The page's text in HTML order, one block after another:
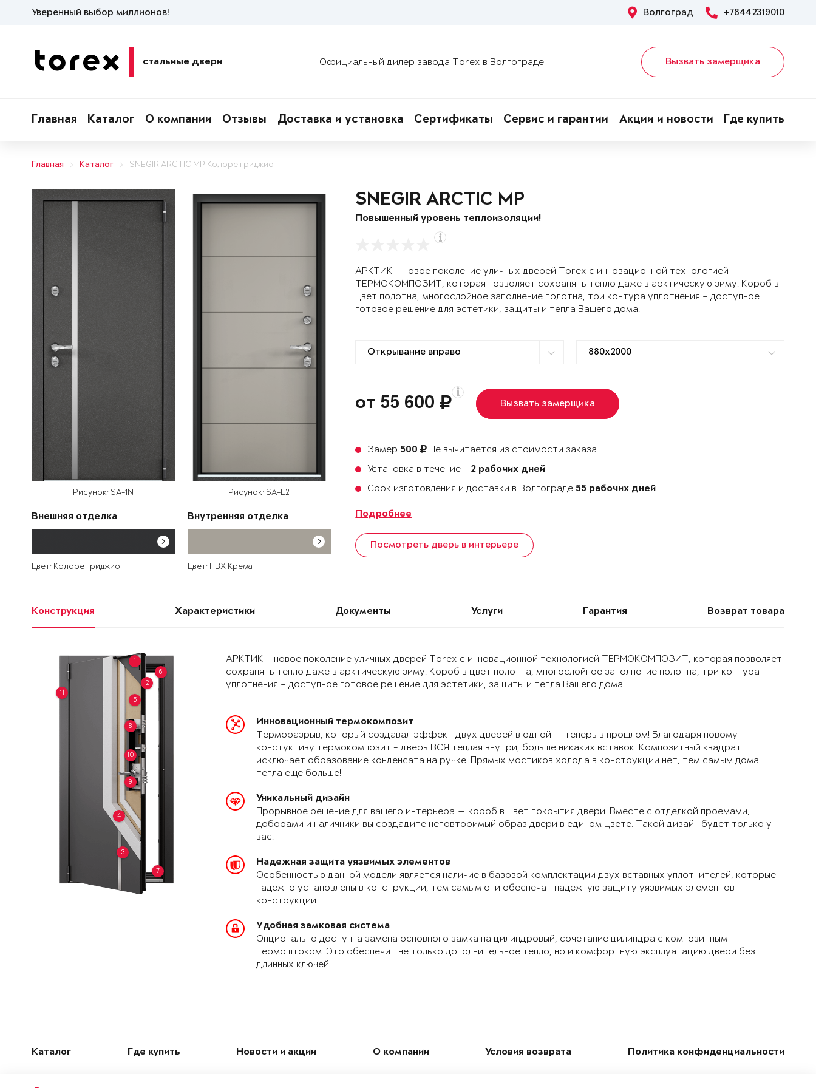
Уверенный выбор миллионов! Волгоград +78442319010
стальные двери Официальный дилер завода Torex в Волгограде Вызвать замерщика
Главная Каталог О компании Отзывы Доставка и установка Сертификаты Сервис и гарантии Акции и новости Где купить
Главная Каталог SNEGIR ARCTIC MP Колоре гриджио
Рисунок: SA-1N
Внешняя отделка
Цвет: Колоре гриджио
Рисунок: SA-L2
Внутренняя отделка
Цвет: ПВХ Крема
SNEGIR ARCTIC MP
Повышенный уровень теплоизоляции!
АРКТИК – новое поколение уличных дверей Torex с инновационной технологией
ТЕРМОКОМПОЗИТ, которая позволяет сохранять тепло даже в арктическую зиму. Короб в
цвет полотна, многослойное заполнение полотна, три контура уплотнения – доступное
готовое решение для эстетики, защиты и тепла Вашего дома.
от 55 600 Вызвать замерщика
Замер 500
Не вычитается из стоимости заказа.
Установка в течение - 2 рабочих дней
Срок изготовления и доставки в Волгограде 55 рабочих дней.
Подробнее
Посмотреть дверь в интерьере
Конструкция Характеристики Документы Услуги Гарантия Возврат товара
1
2
3
4
5
6
7
8
9
10
11
АРКТИК – новое поколение уличных дверей Torex с инновационной технологией ТЕРМОКОМПОЗИТ, которая позволяет
сохранять тепло даже в арктическую зиму. Короб в цвет полотна, многослойное заполнение полотна, три контура
уплотнения – доступное готовое решение для эстетики, защиты и тепла Вашего дома.
Инновационный термокомпозит
Терморазрыв, который создавал эффект двух дверей в одной — теперь в прошлом! Благодаря новому
констуктиву термокомпозит - дверь ВСЯ теплая внутри, больше никаких вставок. Композитный квадрат
исключает образование конденсата на ручке. Прямых мостиков холода в конструкции нет, тем самым дома
тепла еще больше!
Уникальный дизайн
Прорывное решение для вашего интерьера — короб в цвет покрытия двери. Вместе с отделкой проемами,
доборами и наличники вы создадите неповторимый образ двери в едином цвете. Такой дизайн будет только у
вас!
Надежная защита уязвимых элементов
Особенностью данной модели является наличие в базовой комплектации двух вставных уплотнителей, которые
надежно установлены в конструкции, тем самым они обеспечат надежную защиту уязвимых элементов
конструкции.
Удобная замковая система
Опционально доступна замена основного замка на цилиндровый, сочетание цилиндра с композитным
термоштоком. Это обеспечит не только дополнительное тепло, но и комфортную эксплуатацию двери без
длинных ключей.
Каталог Где купить Новости и акции О компании Условия возврата Политика конфиденциальности